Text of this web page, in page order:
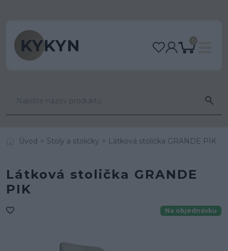
0
Úvod Stoly a stoličky Látková stolička GRANDE PIK
Látková stolička GRANDE
PIK
Na objednávku